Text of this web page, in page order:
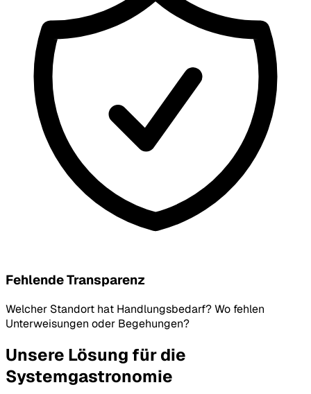
Fehlende Transparenz
Welcher Standort hat Handlungsbedarf? Wo fehlen
Unterweisungen oder Begehungen?
Unsere Lösung für die
Systemgastronomie